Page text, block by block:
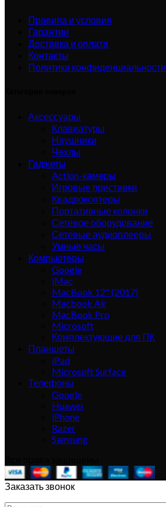
Правила и условия
Гарантии
Доставка и оплата
Контакты
Политика конфиденциальности
Аксессуары
Клавиатуры
Наушники
Чехлы
Гаджеты
Action-камеры
Игровые приставки
Квадрокоптеры
Портативные колонки
Сетевое оборудование
Сетевые аудиоплееры
Умные часы
Компьютеры
Google
iMac
MacBook 12" (2017)
Macbook Air
MacBook Pro
Microsoft
Комплектующие для ПК
Планшеты
iPad
Microsoft Surface
Телефоны
Google
Huawei
iPhone
Razer
Samsung
Заказать звонок